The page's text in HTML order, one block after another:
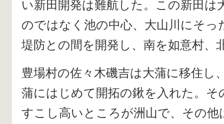
い新田開発は難航した。この新田は
のではなく池の中心、大山川にそっ
堤防との間を開発し、南を如意村、
豊場村の佐々木磯吉は大蒲に移住し
蒲にはじめて開拓の鍬を入れた。そ
すこし高いところが洲山で、その他